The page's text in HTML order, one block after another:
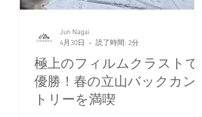
極上のフィルムクラストで
優勝！春の立山バックカン
トリーを満喫
Jun Nagai
4月30日
読了時間: 2分